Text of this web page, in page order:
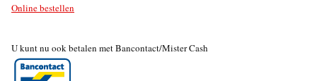
Online bestellen
U kunt nu ook betalen met Bancontact/Mister Cash